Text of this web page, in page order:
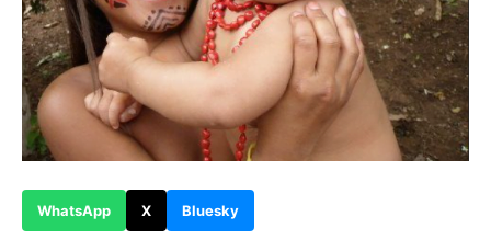
WhatsApp X Bluesky